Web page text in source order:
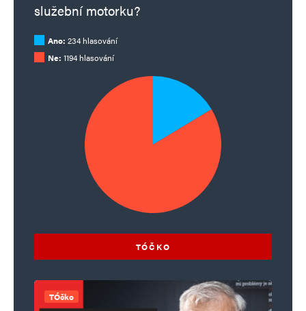
služební motorku?
Ano: 234 hlasování
Ne: 1194 hlasování
TÓČKO
TÓčko